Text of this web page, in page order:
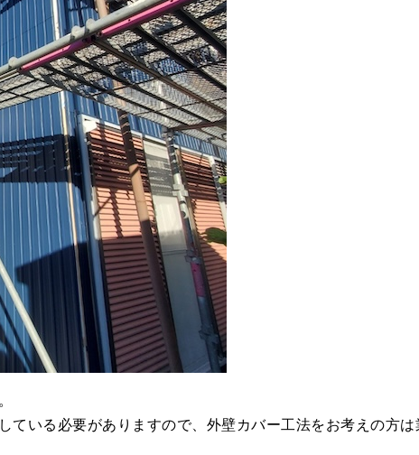
ている必要がありますので、外壁カバー工法をお考えの方